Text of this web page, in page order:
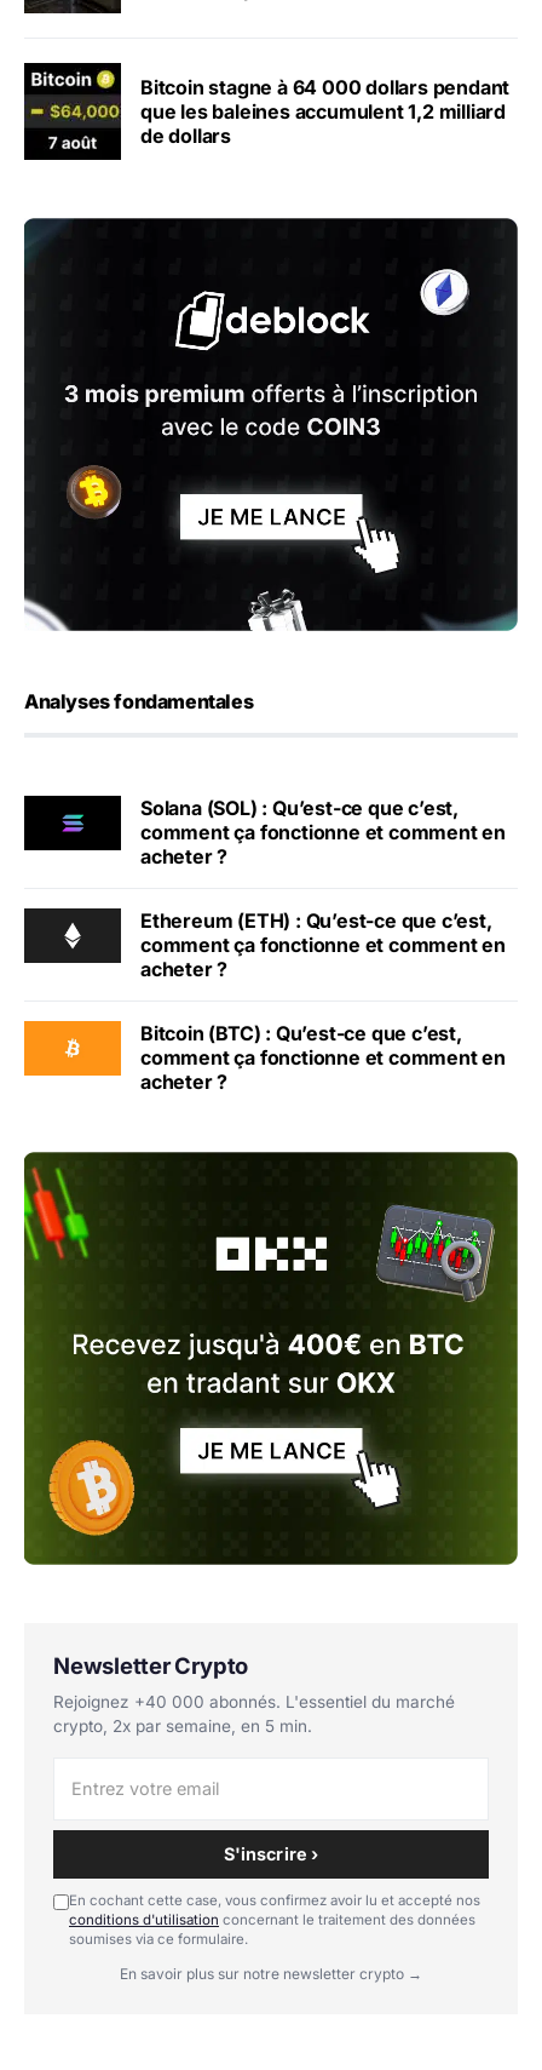
Bitcoin stagne à 64 000 dollars pendant
que les baleines accumulent 1,2 milliard
de dollars
Analyses fondamentales
Solana (SOL) : Qu’est-ce que c’est,
comment ça fonctionne et comment en
acheter ?
Ethereum (ETH) : Qu’est-ce que c’est,
comment ça fonctionne et comment en
acheter ?
Bitcoin (BTC) : Qu’est-ce que c’est,
comment ça fonctionne et comment en
acheter ?
Newsletter Crypto
Rejoignez +40 000 abonnés. L'essentiel du marché
crypto, 2x par semaine, en 5 min.
S'inscrire ›
En cochant cette case, vous confirmez avoir lu et accepté nos
conditions d'utilisation concernant le traitement des données
soumises via ce formulaire.
En savoir plus sur notre newsletter crypto →